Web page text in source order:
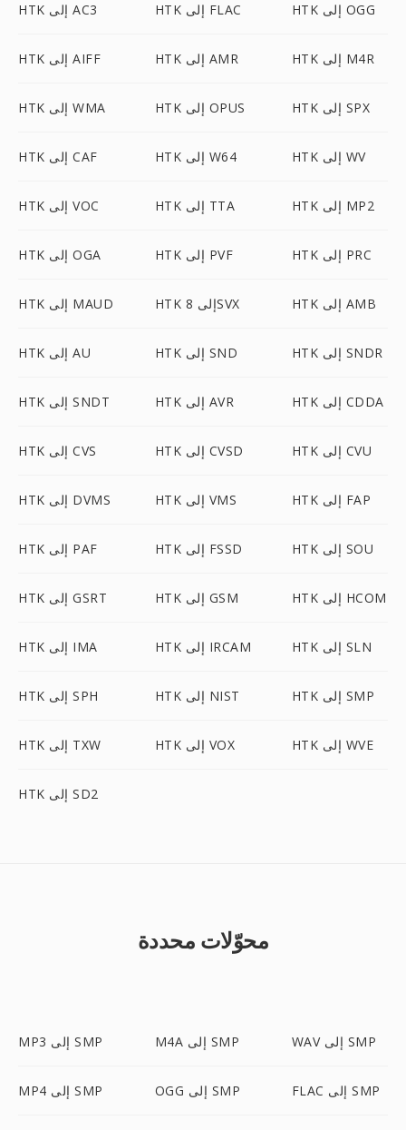
HTK إلى AC3 HTK إلى FLAC HTK إلى OGG
HTK إلى AIFF HTK إلى AMR HTK إلى M4R
HTK إلى WMA HTK إلى OPUS HTK إلى SPX
HTK إلى CAF HTK إلى W64 HTK إلى WV
HTK إلى VOC HTK إلى TTA HTK إلى MP2
HTK إلى OGA HTK إلى PVF HTK إلى PRC
HTK إلى MAUD HTK إلى 8SVX HTK إلى AMB
HTK إلى AU HTK إلى SND HTK إلى SNDR
HTK إلى SNDT HTK إلى AVR HTK إلى CDDA
HTK إلى CVS HTK إلى CVSD HTK إلى CVU
HTK إلى DVMS HTK إلى VMS HTK إلى FAP
HTK إلى PAF HTK إلى FSSD HTK إلى SOU
HTK إلى GSRT HTK إلى GSM HTK إلى HCOM
HTK إلى IMA HTK إلى IRCAM HTK إلى SLN
HTK إلى SPH HTK إلى NIST HTK إلى SMP
HTK إلى TXW HTK إلى VOX HTK إلى WVE
HTK إلى SD2
محوّلات محددة
MP3 إلى SMP M4A إلى SMP WAV إلى SMP
MP4 إلى SMP OGG إلى SMP FLAC إلى SMP